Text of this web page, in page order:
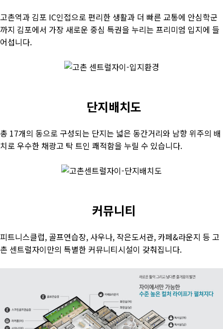
고촌역과 김포 IC인접으로 편리한 생활과 더 빠른 교통에 안심학군
까지 김포에서 가장 새로운 중심 특권을 누리는 프리미엄 입지에 들
어섭니다.
단지배치도
총 17개의 동으로 구성되는 단지는 넓은 동간거리와 남향 위주의 배
치로 우수한 채광고 탁 트인 쾌적함을 누릴 수 있습니다.
커뮤니티
피트니스클럽, 골프연습장, 사우나, 작은도서관, 카페&라운지 등 고
촌 센트럴자이만의 특별한 커뮤니티시설이 갖춰집니다.